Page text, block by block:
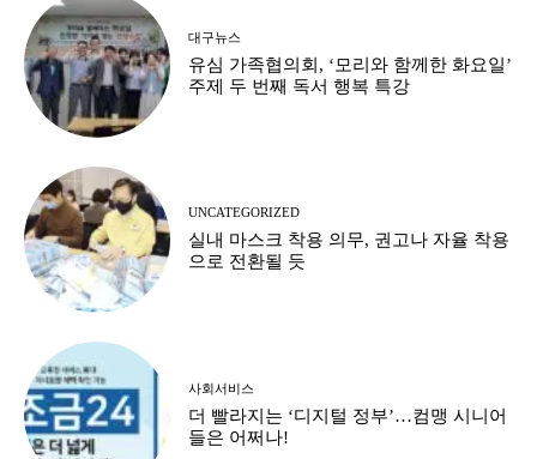
대구뉴스
유심 가족협의회, ‘모리와 함께한 화요일’
주제 두 번째 독서 행복 특강
UNCATEGORIZED
실내 마스크 착용 의무, 권고나 자율 착용
으로 전환될 듯
사회서비스
더 빨라지는 ‘디지털 정부’…컴맹 시니어
들은 어쩌나!